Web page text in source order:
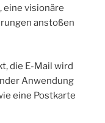
, eine visionäre
anstoßen
die E-Mail wird
Anwendung
eine Postkarte